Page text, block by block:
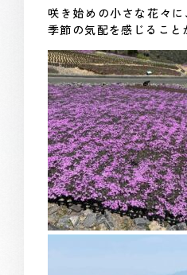
咲き始めの小さな花々
季節の気配を感じること